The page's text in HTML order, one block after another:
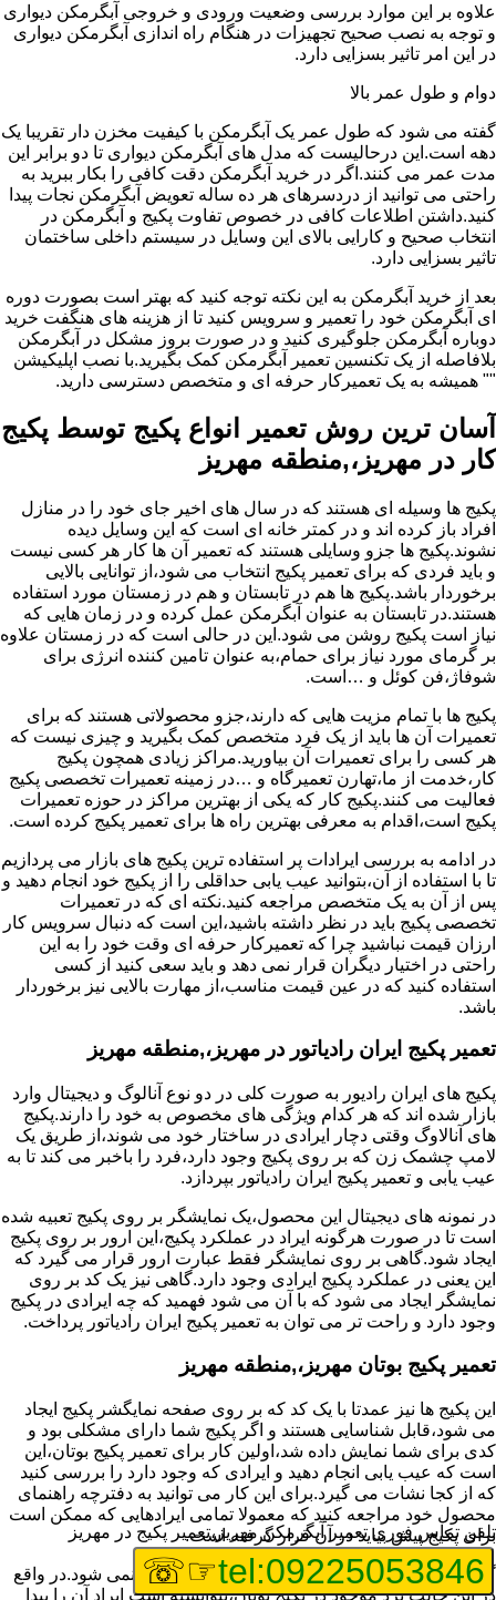
علاوه بر این موارد بررسی وضعیت ورودی و خروجی آبگرمکن دیواری
و توجه به نصب صحیح تجهیزات در هنگام راه اندازی آبگرمکن دیواری
در این امر تاثیر بسزایی دارد.
دوام و طول عمر بالا
گفته می شود که طول عمر یک آبگرمکن با کیفیت مخزن دار تقریبا یک
دهه است.این درحالیست که مدل های آبگرمکن دیواری تا دو برابر این
مدت عمر می کنند.اگر در خرید آبگرمکن دقت کافی را بکار ببرید به
راحتی می توانید از دردسرهای هر ده ساله تعویض آبگرمکن نجات پیدا
کنید.داشتن اطلاعات کافی در خصوص تفاوت پکیج و آبگرمکن در
انتخاب صحیح و کارایی بالای این وسایل در سیستم داخلی ساختمان
تاثیر بسزایی دارد.
بعد از خرید آبگرمکن به این نکته توجه کنید که بهتر است بصورت دوره
ای آبگرمکن خود را تعمیر و سرویس کنید تا از هزینه های هنگفت خرید
دوباره آبگرمکن جلوگیری کنید و در صورت بروز مشکل در آبگرمکن
بلافاصله از یک تکنسین تعمیر آبگرمکن کمک بگیرید.با نصب اپلیکیشن
"" همیشه به یک تعمیرکار حرفه ای و متخصص دسترسی دارید.
آسان ترین روش تعمیر انواع پکیج توسط پکیج
کار در مهریز،,منطقه مهریز
پکیج ها وسیله ای هستند که در سال های اخیر جای خود را در منازل
افراد باز کرده اند و در کمتر خانه ای است که این وسایل دیده
نشوند.پکیج ها جزو وسایلی هستند که تعمیر آن ها کار هر کسی نیست
و باید فردی که برای تعمیر پکیج انتخاب می شود،از توانایی بالایی
برخوردار باشد.پکیج ها هم در تابستان و هم در زمستان مورد استفاده
هستند.در تابستان به عنوان آبگرمکن عمل کرده و در زمان هایی که
نیاز است پکیج روشن می شود.این در حالی است که در زمستان علاوه
بر گرمای مورد نیاز برای حمام،به عنوان تامین کننده انرژی برای
شوفاژ،فن کوئل و …است.
پکیج ها با تمام مزیت هایی که دارند،جزو محصولاتی هستند که برای
تعمیرات آن ها باید از یک فرد متخصص کمک بگیرید و چیزی نیست که
هر کسی را برای تعمیرات آن بیاورید.مراکز زیادی همچون پکیج
کار،خدمت از ما،تهارن تعمیرگاه و …در زمینه تعمیرات تخصصی پکیج
فعالیت می کنند.پکیج کار که یکی از بهترین مراکز در حوزه تعمیرات
پکیج است،اقدام به معرفی بهترین راه ها برای تعمیر پکیج کرده است.
در ادامه به بررسی ایرادات پر استفاده ترین پکیج های بازار می پردازیم
تا با استفاده از آن،بتوانید عیب یابی حداقلی را از پکیج خود انجام دهید و
پس از آن به یک متخصص مراجعه کنید.نکته ای که در تعمیرات
تخصصی پکیج باید در نظر داشته باشید،این است که دنبال سرویس کار
ارزان قیمت نباشید چرا که تعمیرکار حرفه ای وقت خود را به این
راحتی در اختیار دیگران قرار نمی دهد و باید سعی کنید از کسی
استفاده کنید که در عین قیمت مناسب،از مهارت بالایی نیز برخوردار
باشد.
تعمیر پکیج ایران رادیاتور در مهریز،,منطقه مهریز
پکیج های ایران رادیور به صورت کلی در دو نوع آنالوگ و دیجیتال وارد
بازار شده اند که هر کدام ویژگی های مخصوص به خود را دارند.پکیج
های آنالاوگ وقتی دچار ایرادی در ساختار خود می شوند،از طریق یک
لامپ چشمک زن که بر روی پکیج وجود دارد،فرد را باخبر می کند تا به
عیب یابی و تعمیر پکیج ایران رادیاتور بپردازد.
در نمونه های دیجیتال این محصول،یک نمایشگر بر روی پکیج تعبیه شده
است تا در صورت هرگونه ایراد در عملکرد پکیج،این ارور بر روی پکیج
ایجاد شود.گاهی بر روی نمایشگر فقط عبارت ارور قرار می گیرد که
این یعنی در عملکرد پکیج ایرادی وجود دارد.گاهی نیز یک کد بر روی
نمایشگر ایجاد می شود که با آن می شود فهمید که چه ایرادی در پکیج
وجود دارد و راحت تر می توان به تعمیر پکیج ایران رادیاتور پرداخت.
تعمیر پکیج بوتان مهریز،,منطقه مهریز
این پکیج ها نیز عمدتا با یک کد که بر روی صفحه نمایگشر پکیج ایجاد
می شود،قابل شناسایی هستند و اگر پکیج شما دارای مشکلی بود و
کدی برای شما نمایش داده شد،اولین کار برای تعمیر پکیج بوتان،این
است که عیب یابی انجام دهید و ایرادی که وجود دارد را بررسی کنید
که از کجا نشات می گیرد.برای این کار می توانید به دفترچه راهنمای
محصول خود مراجعه کنید که معمولا تمامی ایرادهایی که ممکن است
برای پکیج پیش بیاید در آن قرار گرفته است.
گاهی نیز هنگام خرابی پکیج،هیچ اروری نمایش داده نمی شود.در واقع
در این حالت برد موجود در پکیج بوتان،نتوانسته است ایراد آن را پیدا
تلفن تماس فوریتعمیر آبگرمکن مهریز،تعمیر پکیج در مهریز
tel:09225053846
☞☏